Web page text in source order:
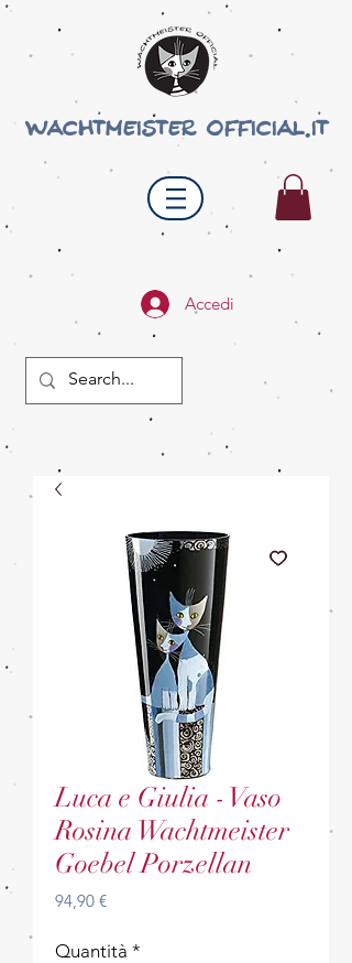
wachtmeister official.it
Accedi
Luca e Giulia - Vaso
Rosina Wachtmeister
Goebel Porzellan
94,90 €Prezzo
Quantità *